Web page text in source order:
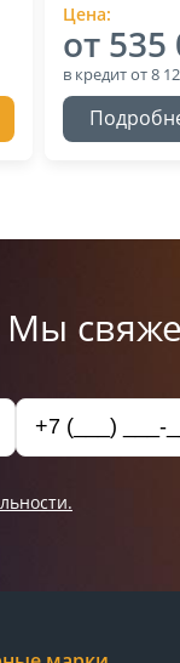
Цена:
от 535
в кредитот 8
Мы